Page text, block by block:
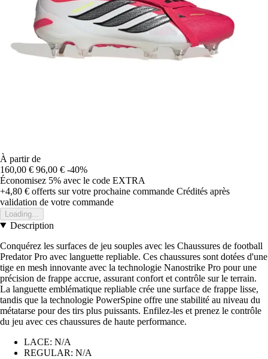
À partir de
160,00 € 96,00 € -40%
Économisez 5% avec le code EXTRA
+4,80 € offerts sur votre prochaine commande Crédités après
validation de votre commande
Loading...
Description
Conquérez les surfaces de jeu souples avec les Chaussures de football
Predator Pro avec languette repliable. Ces chaussures sont dotées d'une
tige en mesh innovante avec la technologie Nanostrike Pro pour une
précision de frappe accrue, assurant confort et contrôle sur le terrain.
La languette emblématique repliable crée une surface de frappe lisse,
tandis que la technologie PowerSpine offre une stabilité au niveau du
métatarse pour des tirs plus puissants. Enfilez-les et prenez le contrôle
du jeu avec ces chaussures de haute performance.
LACE: N/A
REGULAR: N/A